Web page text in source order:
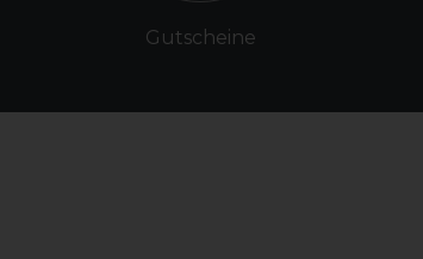
Gutscheine